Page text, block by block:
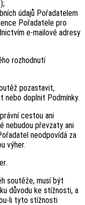
údajů Pořadatelem
Pořadatele pro
e-mailové adresy
rozhodnutí
pozastavit,
nebo doplnit Podmínky.
cestou ani
nebudou převzaty ani
neodpovídá za
výher.
soutěže, musí být
důvodu ke stížnosti, a
li tyto stížnosti